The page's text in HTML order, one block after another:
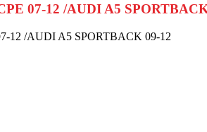
07-12 /AUDI A5